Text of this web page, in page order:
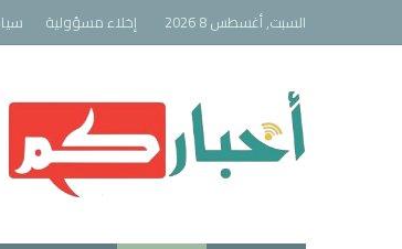
السبت, أغسطس 8 2026 إخلاء مسؤولية